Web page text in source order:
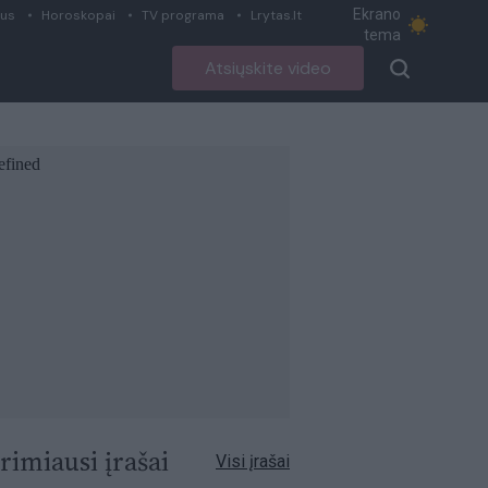
Horoskopai TV programa Lrytas.lt
Ekrano
tema
Atsiųskite video
įrašai Visi įrašai